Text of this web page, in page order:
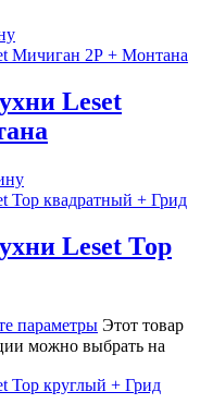
Leset
Leset Тор
параметры Этот товар
можно выбрать на